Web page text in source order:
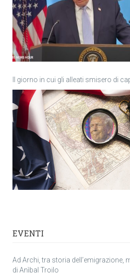
Il giorno in cui gli alleati smisero di
EVENTI
Ad Archi, tra storia dell’emigrazione,
di Anìbal Troilo